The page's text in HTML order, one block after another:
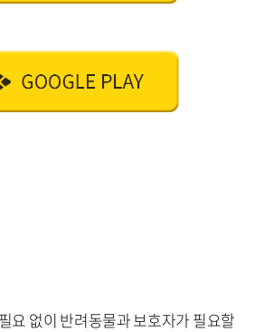
요 없이 반려동물과 보호자가 필요할